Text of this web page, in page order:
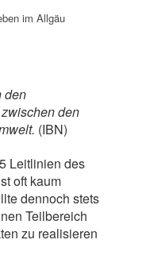
den
den
(IBN)
Leitlinien des
oft kaum
dennoch stets
Teilbereich
zu realisieren